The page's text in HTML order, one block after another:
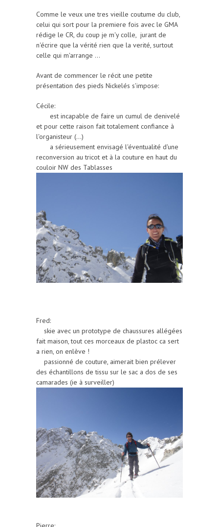
Comme le veux une tres vieille coutume du club,
celui qui sort pour la premiere fois avec le GMA
rédige le CR, du coup je m'y colle, jurant de
n'écrire que la vérité rien que la verité, surtout
celle qui m'arrange ...
Avant de commencer le récit une petite
présentation des pieds Nickelés s'impose:
Cécile:
est incapable de faire un cumul de denivelé
et pour cette raison fait totalement confiance à
l'organisteur (...)
a sérieusement envisagé l'éventualité d'une
reconversion au tricot et à la couture en haut du
couloir NW des Tablasses
Fred:
skie avec un prototype de chaussures allégées
fait maison, tout ces morceaux de plastoc ca sert
a rien, on enlève !
passionné de couture, aimerait bien prélever
des échantillons de tissu sur le sac a dos de ses
camarades (ie à surveiller)